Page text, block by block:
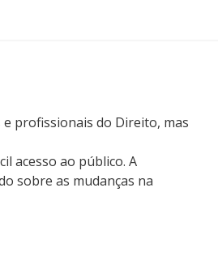
profissionais do Direito, mas
acesso ao público. A
sobre as mudanças na